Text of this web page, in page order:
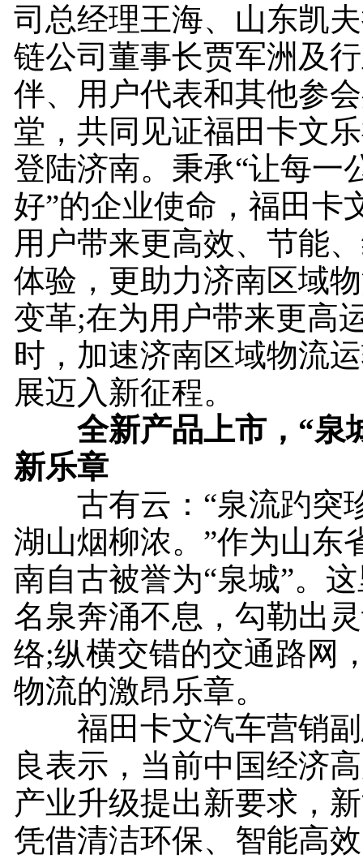
司总经理王海、山东凯
链公司董事长贾军洲及
伴、用户代表和其他参
堂，共同见证福田卡文
登陆济南。秉承“让每一
好”的企业使命，福田卡
用户带来更高效、节能
体验，更助力济南区域
变革;在为用户带来更高
时，加速济南区域物流
展迈入新征程。
全新产品上市，“泉
新乐章
古有云：“泉流趵突
湖山烟柳浓。”作为山东
南自古被誉为“泉城”。
名泉奔涌不息，勾勒出
络;纵横交错的交通路网
物流的激昂乐章。
福田卡文汽车营销副
良表示，当前中国经济
产业升级提出新要求，
凭借清洁环保、智能高